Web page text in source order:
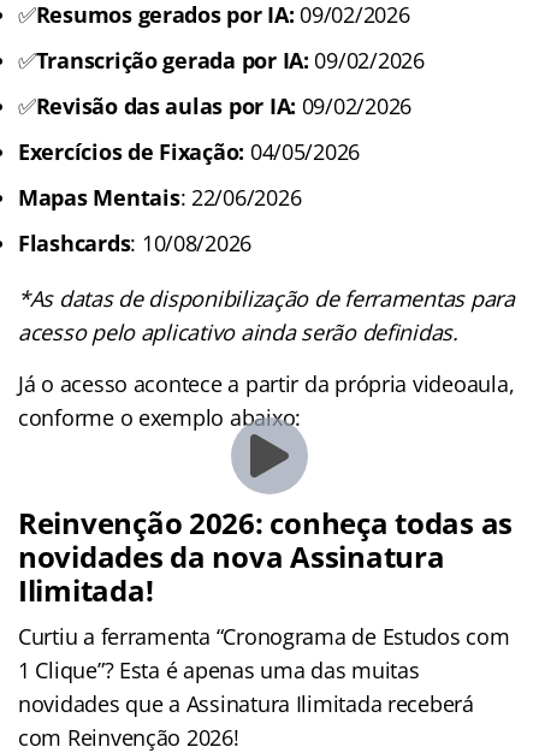
✅Resumos gerados por IA: 09/02/2026
✅Transcrição gerada por IA: 09/02/2026
✅Revisão das aulas por IA: 09/02/2026
Exercícios de Fixação: 04/05/2026
Mapas Mentais: 22/06/2026
Flashcards: 10/08/2026
*As datas de disponibilização de ferramentas para
acesso pelo aplicativo ainda serão definidas.
Já o acesso acontece a partir da própria videoaula,
conforme o exemplo abaixo:
Reinvenção 2026: conheça todas as
novidades da nova Assinatura
Ilimitada!
Curtiu a ferramenta “Cronograma de Estudos com
1 Clique”? Esta é apenas uma das muitas
novidades que a Assinatura Ilimitada receberá
com Reinvenção 2026!